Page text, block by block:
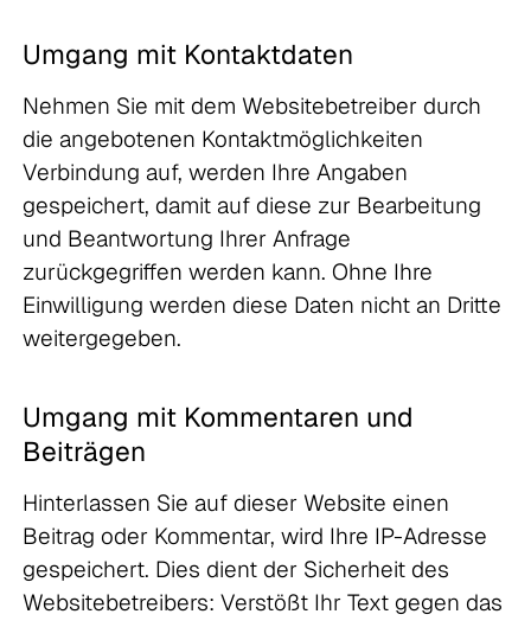
Umgang mit Kontaktdaten
Nehmen Sie mit dem Websitebetreiber durch
die angebotenen Kontaktmöglichkeiten
Verbindung auf, werden Ihre Angaben
gespeichert, damit auf diese zur Bearbeitung
und Beantwortung Ihrer Anfrage
zurückgegriffen werden kann. Ohne Ihre
Einwilligung werden diese Daten nicht an Dritte
weitergegeben.
Umgang mit Kommentaren und
Beiträgen
Hinterlassen Sie auf dieser Website einen
Beitrag oder Kommentar, wird Ihre IP-Adresse
gespeichert. Dies dient der Sicherheit des
Websitebetreibers: Verstößt Ihr Text gegen das